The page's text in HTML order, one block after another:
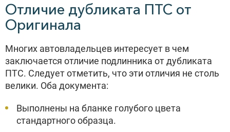
Отличие дубликата ПТС от
Оригинала
Многих автовладельцев интересует в чем
заключается отличие подлинника от дубликата
ПТС. Следует отметить, что эти отличия не столь
велики. Оба документа:
Выполнены на бланке голубого цвета
стандартного образца.